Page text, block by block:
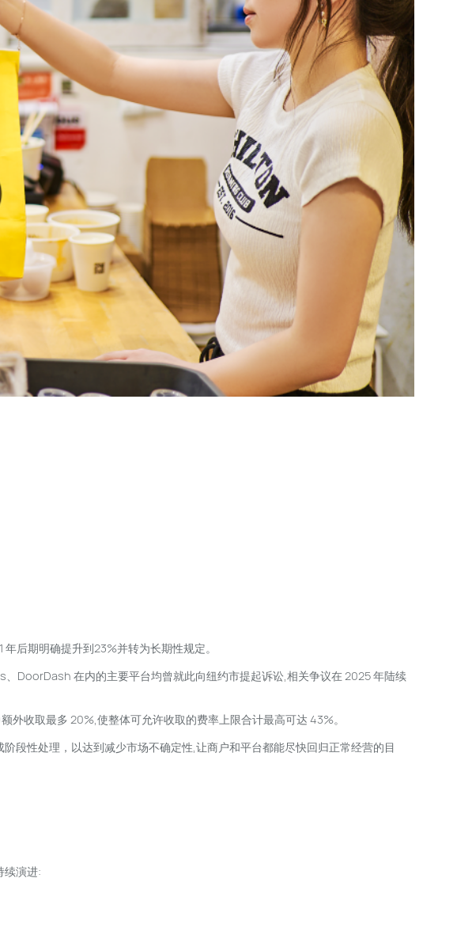
后期明确提升到23%并转为长期性规定。
DoorDash 在内的主要平台均曾就此向纽约市提起诉讼,相关争议在 2025 年陆续
收取最多 20%,使整体可允许收取的费率上限合计最高可达 43%。
段性处理，以达到减少市场不确定性,让商户和平台都能尽快回归正常经营的目
续演进: